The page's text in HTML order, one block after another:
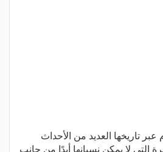
تاريخها العديد من الأحداث
التي لا يمكن نسيانها أبدًا من جانب